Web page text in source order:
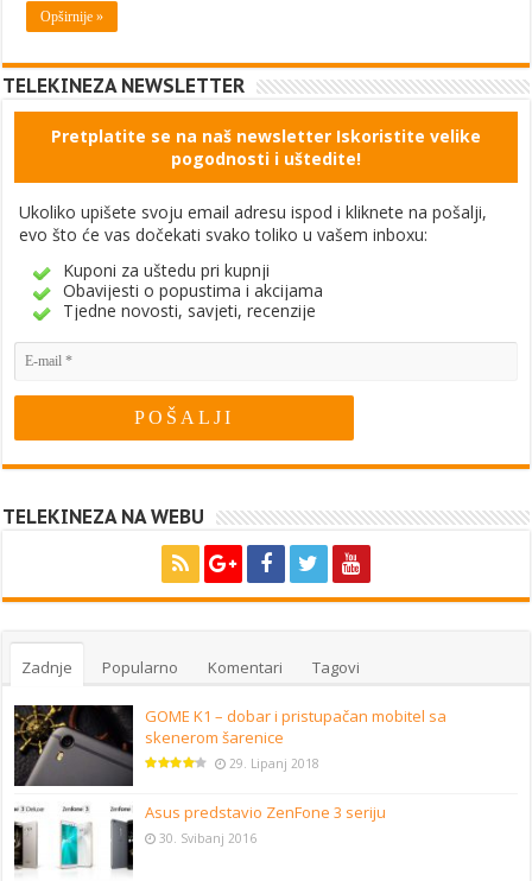
Opširnije »
TELEKINEZA NEWSLETTER
Pretplatite se na naš newsletter Iskoristite velike
pogodnosti i uštedite!
Ukoliko upišete svoju email adresu ispod i kliknete na pošalji,
evo što će vas dočekati svako toliko u vašem inboxu:
Kuponi za uštedu pri kupnji
Obavijesti o popustima i akcijama
Tjedne novosti, savjeti, recenzije
TELEKINEZA NA WEBU
Zadnje Popularno Komentari Tagovi
GOME K1 – dobar i pristupačan mobitel sa
skenerom šarenice
29. Lipanj 2018
Asus predstavio ZenFone 3 seriju
30. Svibanj 2016